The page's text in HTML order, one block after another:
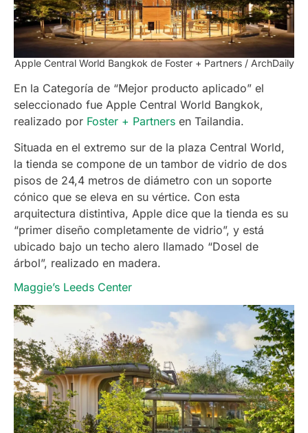
Apple Central World Bangkok de Foster + Partners / ArchDaily
En la Categoría de “Mejor producto aplicado” el
seleccionado fue Apple Central World Bangkok,
realizado por Foster + Partners en Tailandia.
Situada en el extremo sur de la plaza Central World,
la tienda se compone de un tambor de vidrio de dos
pisos de 24,4 metros de diámetro con un soporte
cónico que se eleva en su vértice. Con esta
arquitectura distintiva, Apple dice que la tienda es su
“primer diseño completamente de vidrio”, y está
ubicado bajo un techo alero llamado “Dosel de
árbol”, realizado en madera.
Maggie’s Leeds Center